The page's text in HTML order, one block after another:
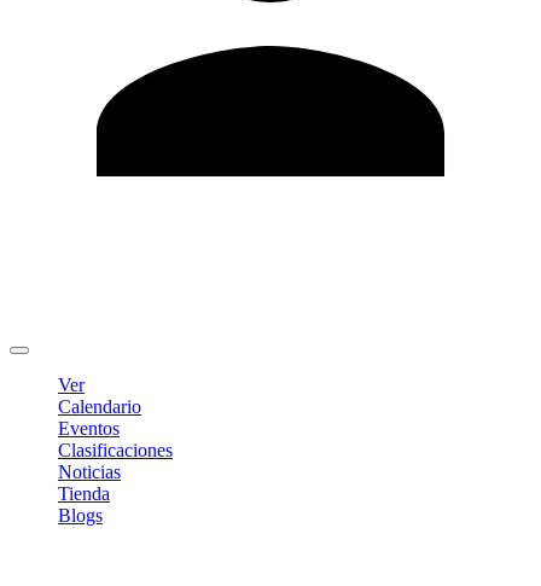
Ver
Calendario
Eventos
Clasificaciones
Noticias
Tienda
Blogs